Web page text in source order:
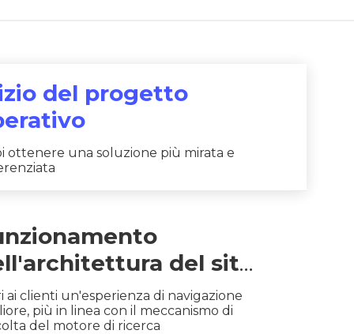
del progetto
ottenere una soluzione più mirata e
del sito
ai clienti un'esperienza di navigazione
più in linea con il meccanismo di
del motore di ricerca